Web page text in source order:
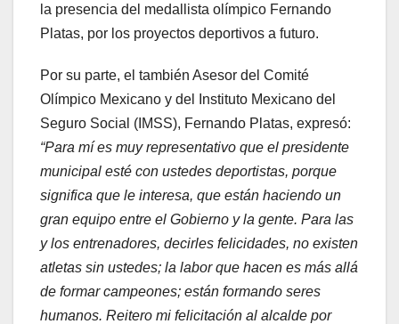
la presencia del medallista olímpico Fernando
Platas, por los proyectos deportivos a futuro.
Por su parte, el también Asesor del Comité
Olímpico Mexicano y del Instituto Mexicano del
Seguro Social (IMSS), Fernando Platas, expresó:
“Para mí es muy representativo que el presidente
municipal esté con ustedes deportistas, porque
significa que le interesa, que están haciendo un
gran equipo entre el Gobierno y la gente. Para las
y los entrenadores, decirles felicidades, no existen
atletas sin ustedes; la labor que hacen es más allá
de formar campeones; están formando seres
humanos. Reitero mi felicitación al alcalde por